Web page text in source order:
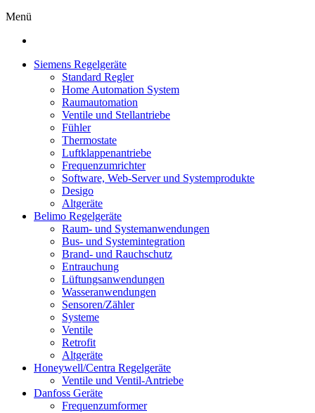
Menü
Siemens Regelgeräte
Standard Regler
Home Automation System
Raumautomation
Ventile und Stellantriebe
Fühler
Thermostate
Luftklappenantriebe
Frequenzumrichter
Software, Web-Server und Systemprodukte
Desigo
Altgeräte
Belimo Regelgeräte
Raum- und Systemanwendungen
Bus- und Systemintegration
Brand- und Rauchschutz
Entrauchung
Lüftungsanwendungen
Wasseranwendungen
Sensoren/Zähler
Systeme
Ventile
Retrofit
Altgeräte
Honeywell/Centra Regelgeräte
Ventile und Ventil-Antriebe
Danfoss Geräte
Frequenzumformer